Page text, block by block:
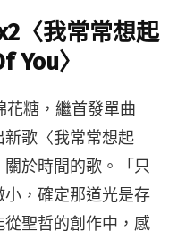
〈我常常想起
You〉
花糖，繼首發單曲
新歌〈我常常想起
於時間的歌。「只
，確定那道光是存
聖哲的創作中，感